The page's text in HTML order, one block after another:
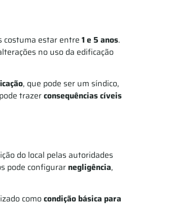
costuma estar entre 1 e 5 anos.
no uso da edificação
, que pode ser um síndico,
trazerconsequências cíveis
do local pelas autoridades
pode configurar negligência,
comocondição básica para